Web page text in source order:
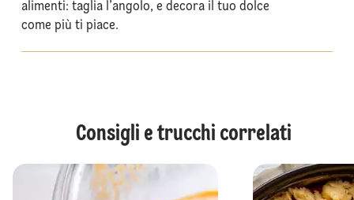
alimenti: taglia l’angolo, e decora il tuo dolce
come più ti piace.
Consigli e trucchi correlati